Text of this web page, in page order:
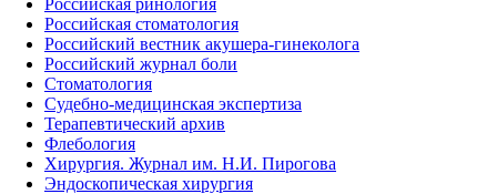
Российская ринология
Российская стоматология
Российский вестник акушера-гинеколога
Российский журнал боли
Стоматология
Судебно-медицинская экспертиза
Терапевтический архив
Флебология
Хирургия. Журнал им. Н.И. Пирогова
Эндоскопическая хирургия